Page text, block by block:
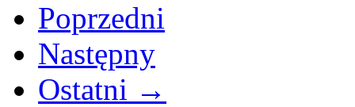
Poprzedni
Następny
Ostatni →